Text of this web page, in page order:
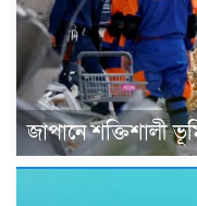
জাপানে শক্তিশালী